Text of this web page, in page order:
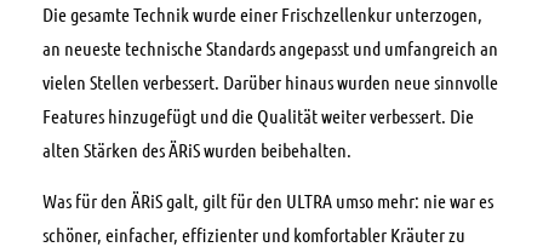
Die gesamte Technik wurde einer Frischzellenkur unterzogen,
an neueste technische Standards angepasst und umfangreich an
vielen Stellen verbessert. Darüber hinaus wurden neue sinnvolle
Features hinzugefügt und die Qualität weiter verbessert. Die
alten Stärken des ÄRiS wurden beibehalten.
Was für den ÄRiS galt, gilt für den ULTRA umso mehr: nie war es
schöner, einfacher, effizienter und komfortabler Kräuter zu